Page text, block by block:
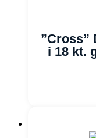
”Cross”
i 18 kt.